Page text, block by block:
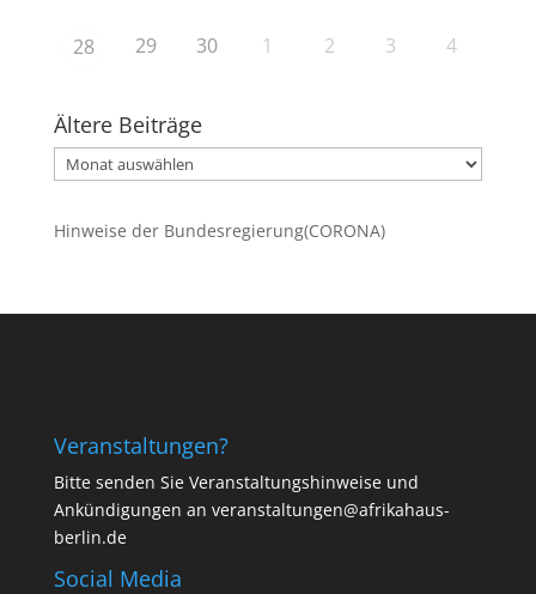
28 29 30 1 2 3 4
Ältere Beiträge
Ältere
Beiträge
Hinweise der Bundesregierung(CORONA)
Veranstaltungen?
Bitte senden Sie Veranstaltungshinweise und
Ankündigungen an veranstaltungen@afrikahaus-
berlin.de
Social Media